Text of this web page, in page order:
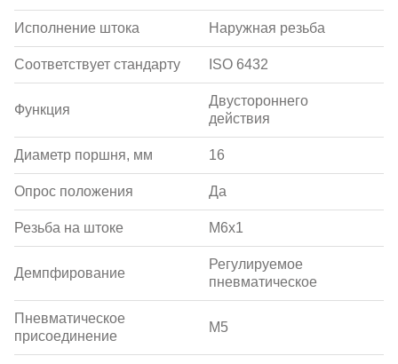
Исполнение штока Наружная резьба
Соответствует стандарту ISO 6432
Функция
Двустороннего
действия
Диаметр поршня, мм 16
Опрос положения Да
Резьба на штоке M6x1
Демпфирование
Регулируемое
пневматическое
Пневматическое
присоединение
M5